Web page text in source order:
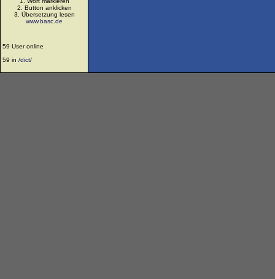
2. Button anklicken
3. Übersetzung lesen
www.basc.de
59 User online
59 in /dict/